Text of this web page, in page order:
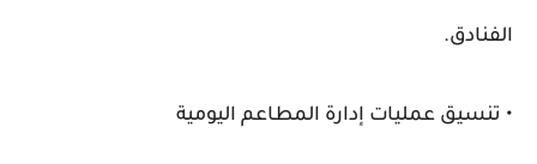
الفنادق.
• تنسيق عمليات إدارة المطاعم اليومية